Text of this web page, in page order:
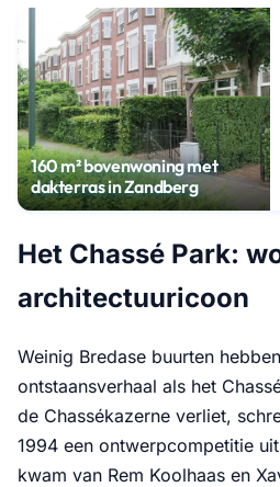
160 m² bovenwoning met
dakterras in Zandberg
Het Chassé Park:
architectuuricoon
Weinig Bredase buurten
ontstaansverhaal als het
de Chassékazerne verliet,
1994 een ontwerpcompetitie
kwam van Rem Koolhaas en